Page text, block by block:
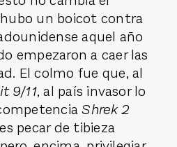
un boicot contra
aquel año
empezaron a caer las
El colmo fue que, al
9/11, al país invasor lo
Shrek 2
pecar de tibieza